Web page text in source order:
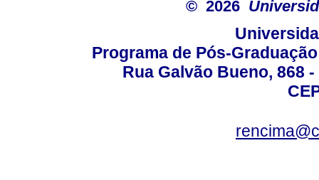
© 2026
Programa de Pós-
Rua Galvão Bueno, 868